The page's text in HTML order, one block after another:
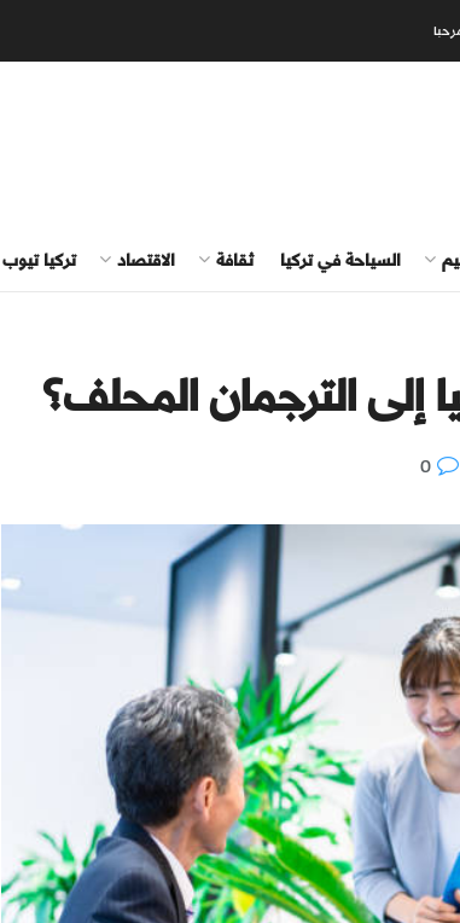
السياحة في تركيا ثقافة الاقتصاد تركيا تيوب
إلى الترجمان المحلف؟